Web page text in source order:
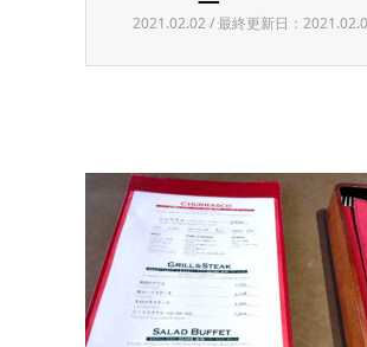
2021.02.02 / 最終更新日：